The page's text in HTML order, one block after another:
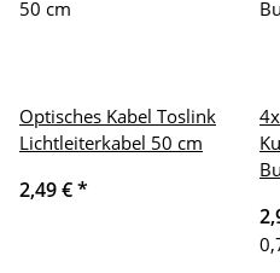
Optisches Kabel Toslink
Lichtleiterkabel 50 cm
2,49 €*